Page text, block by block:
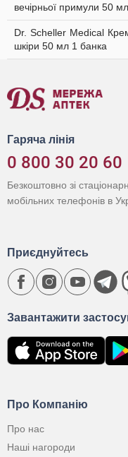
вечірньої примули 50
Dr. Scheller Medical
шкіри 50 мл 1 банка
Гаряча лінія
0 800 30 20 60
Безкоштовно зі
мобільних телефонів в
Про Компанію
Про нас
Наші нагороди
Завантажити
Приєднуйтесь